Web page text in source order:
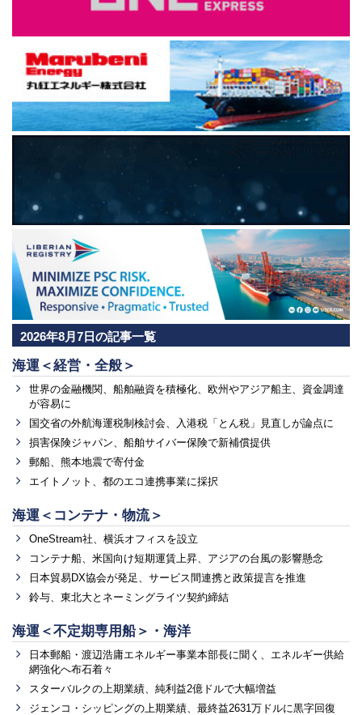
2026年8月7日の記事一覧
海運＜経営・全般＞
世界の金融機関、船舶融資を積極化、欧州やアジア船主、資金調達
が容易に
国交省の外航海運税制検討会、入港税「とん税」見直しが論点に
損害保険ジャパン、船舶サイバー保険で新補償提供
郵船、熊本地震で寄付金
エイトノット、都のエコ連携事業に採択
海運＜コンテナ・物流＞
OneStream社、横浜オフィスを設立
コンテナ船、米国向け短期運賃上昇、アジアの台風の影響懸念
日本貿易DX協会が発足、サービス間連携と政策提言を推進
鈴与、東北大とネーミングライツ契約締結
海運＜不定期専用船＞・海洋
日本郵船・渡辺浩庸エネルギー事業本部長に聞く、エネルギー供給
網強化へ布石着々
スターバルクの上期業績、純利益2億ドルで大幅増益
ジェンコ・シッピングの上期業績、最終益2631万ドルに黒字回復